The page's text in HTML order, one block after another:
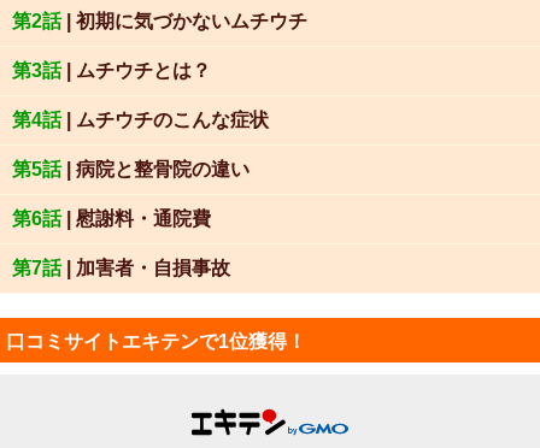
第2話| 初期に気づかないムチウチ
第3話| ムチウチとは？
第4話| ムチウチのこんな症状
第5話| 病院と整骨院の違い
第6話| 慰謝料・通院費
第7話| 加害者・自損事故
口コミサイトエキテンで1位獲得！